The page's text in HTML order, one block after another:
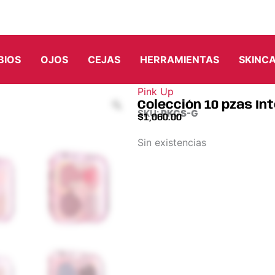
OJOS CEJAS HERRAMIENTAS
Pink Up
Colección 10 pzas
SKU:PKCS-G
$1,060.00
Sin existencias